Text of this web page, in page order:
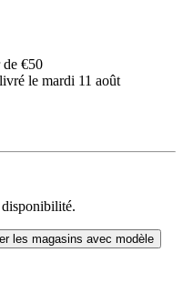
€50
le mardi 11 août
les magasins avec modèle